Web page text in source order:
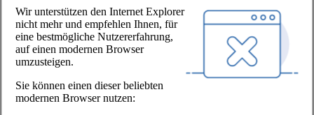
Wir unterstützen den Internet Explorer
nicht mehr und empfehlen Ihnen, für
eine bestmögliche Nutzererfahrung,
auf einen modernen Browser
umzusteigen.
Sie können einen dieser beliebten
modernen Browser nutzen:
Newsletter
Unternehmen
Über uns
Karriere
Unsere Partner